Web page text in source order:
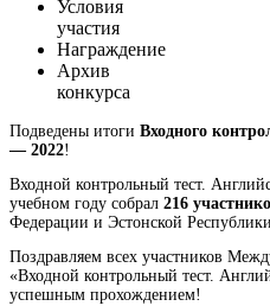
Условия
участия
Награждение
Архив
конкурса
Подведены итоги Входного
— 2022!
Входной контрольный тест.
учебном году собрал 216
Федерации и Эстонской
Поздравляем всех участников
«Входной контрольный тест.
успешным прохождением!